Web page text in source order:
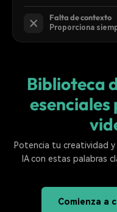
Falta de contexto
Proporciona
Biblioteca
Potencia tu creatividad
IA con estas palabras
Comienza a